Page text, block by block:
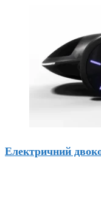
Електричний